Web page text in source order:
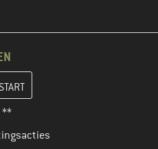
in de volgende stap je
**